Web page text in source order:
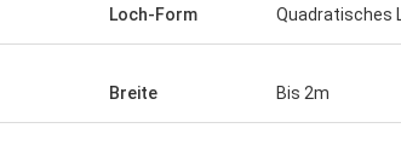
Loch-Form Quadratisches
Breite Bis 2m